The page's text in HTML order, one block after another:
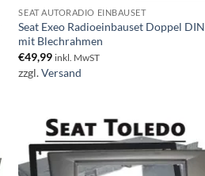
SEAT AUTORADIO EINBAUSET
Seat Exeo Radioeinbauset Doppel DIN
mit Blechrahmen
€49,99 inkl. MwST
zzgl.Versand